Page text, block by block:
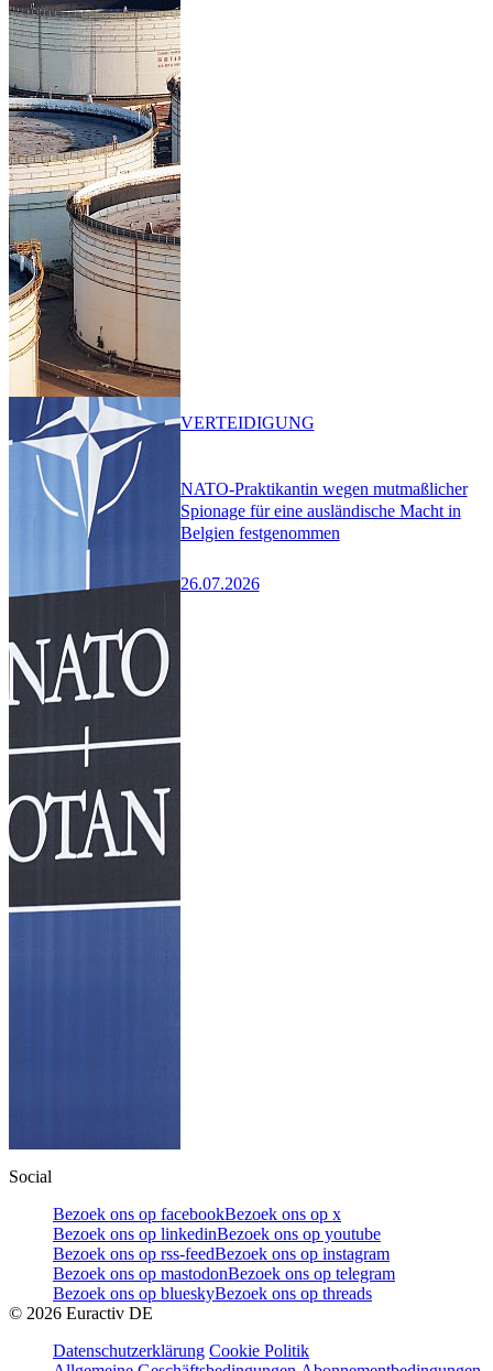
NATO-Praktikantin wegen mutmaßlicher
Spionage für eine ausländische Macht in
Belgien festgenommen
26.07.2026
VERTEIDIGUNG
Social
Bezoek ons op facebookBezoek ons op x
Bezoek ons op linkedinBezoek ons op youtube
Bezoek ons op rss-feedBezoek ons op instagram
Bezoek ons op mastodonBezoek ons op telegram
Bezoek ons op blueskyBezoek ons op threads
© 2026 Euractiv DE
Datenschutzerklärung Cookie Politik